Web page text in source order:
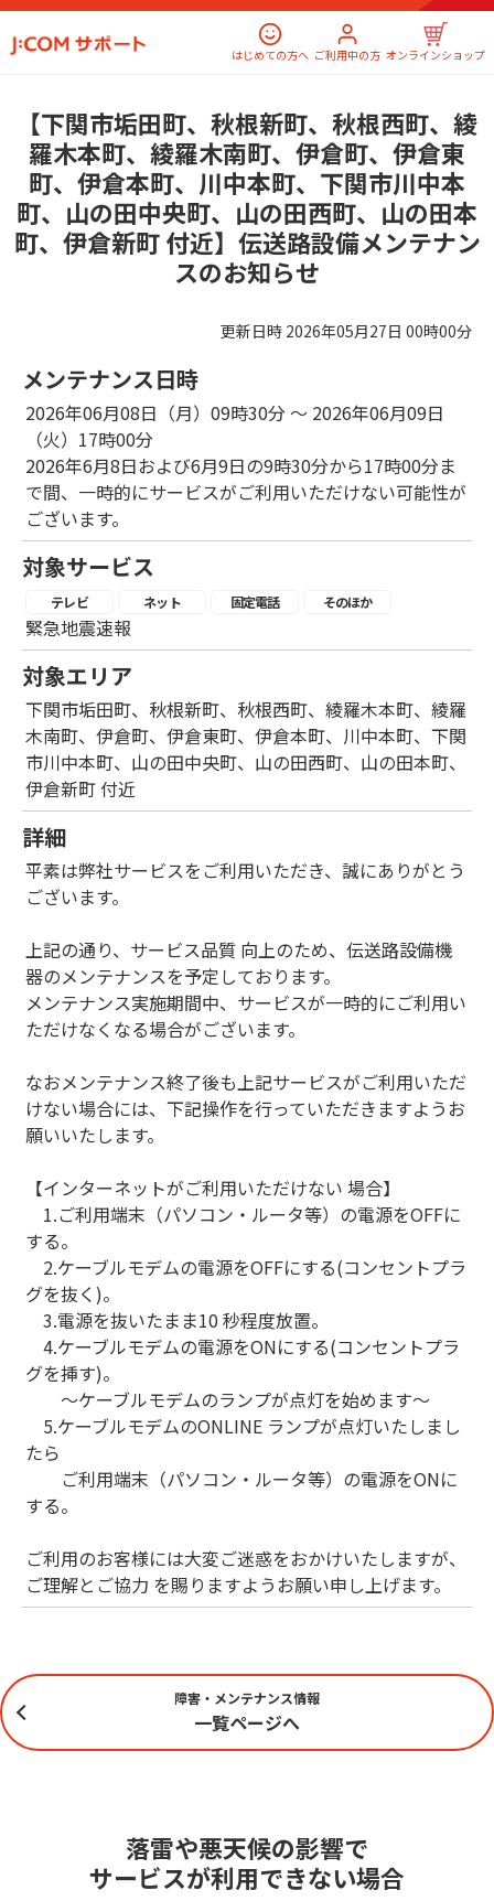
はじめての方へ ご利用中の方 オンラインショップ
【下関市垢田町、秋根新町、秋根西町、綾
羅木本町、綾羅木南町、伊倉町、伊倉東
町、伊倉本町、川中本町、下関市川中本
町、山の田中央町、山の田西町、山の田本
町、伊倉新町 付近】伝送路設備メンテナン
スのお知らせ
更新日時 2026年05月27日 00時00分
メンテナンス日時
2026年06月08日（月）09時30分 ～ 2026年06月09日
（火）17時00分
2026年6月8日および6月9日の9時30分から17時00分ま
で間、一時的にサービスがご利用いただけない可能性が
ございます。
対象サービス
テレビ ネット 固定電話 そのほか
緊急地震速報
対象エリア
下関市垢田町、秋根新町、秋根西町、綾羅木本町、綾羅
木南町、伊倉町、伊倉東町、伊倉本町、川中本町、下関
市川中本町、山の田中央町、山の田西町、山の田本町、
伊倉新町 付近
詳細
平素は弊社サービスをご利用いただき、誠にありがとう
ございます。
上記の通り、サービス品質 向上のため、伝送路設備機
器のメンテナンスを予定しております。
メンテナンス実施期間中、サービスが一時的にご利用い
ただけなくなる場合がございます。
なおメンテナンス終了後も上記サービスがご利用いただ
けない場合には、下記操作を行っていただきますようお
願いいたします。
【インターネットがご利用いただけない 場合】
1.ご利用端末（パソコン・ルータ等）の電源をOFFに
する。
2.ケーブルモデムの電源をOFFにする(コンセントプラ
グを抜く)。
3.電源を抜いたまま10 秒程度放置。
4.ケーブルモデムの電源をONにする(コンセントプラ
グを挿す)。
～ケーブルモデムのランプが点灯を始めます～
5.ケーブルモデムのONLINE ランプが点灯いたしまし
たら
ご利用端末（パソコン・ルータ等）の電源をONに
する。
ご利用のお客様には大変ご迷惑をおかけいたしますが、
ご理解とご協力 を賜りますようお願い申し上げます。
障害・メンテナンス情報
一覧ページへ
落雷や悪天候の影響で
サービスが利用できない場合